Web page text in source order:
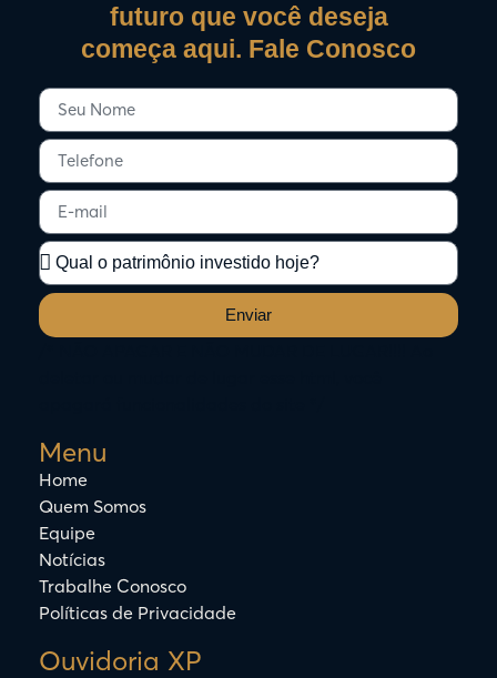
Ouvidoria XP
Menu
Home
Quem Somos
Equipe
Notícias
Trabalhe Conosco
Políticas de Privacidade
futuro que você deseja
começa aqui. Fale Conosco
Enviar